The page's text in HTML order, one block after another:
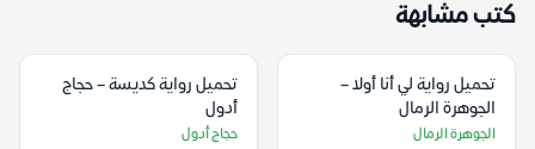
كتب مشابهة
تحميل رواية لي أنا أولا –
الجوهرة الرمال
الجوهرة الرمال
تحميل رواية كديسة – حجاج
أدول
حجاج أدول